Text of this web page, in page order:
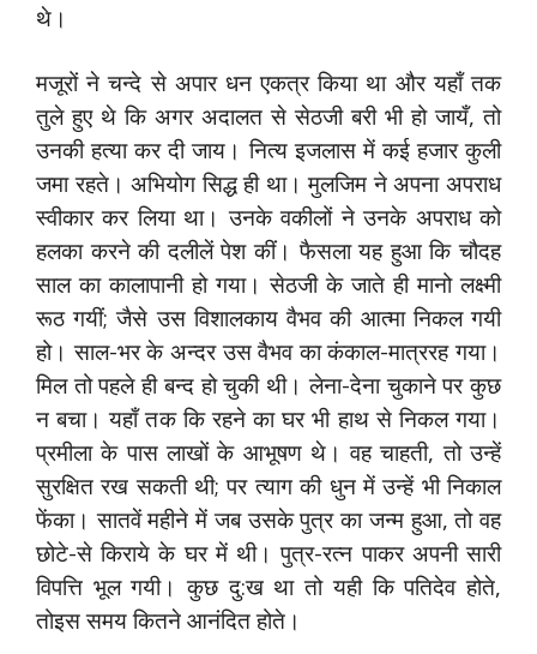
थे।
मजूरों ने चन्दे से अपार धन एकत्र किया था और यहाँ तक
तुले हुए थे कि अगर अदालत से सेठजी बरी भी हो जायँ, तो
उनकी हत्या कर दी जाय। नित्य इजलास में कई हजार कुली
जमा रहते। अभियोग सिद्ध ही था। मुलजिम ने अपना अपराध
स्वीकार कर लिया था। उनके वकीलों ने उनके अपराध को
हलका करने की दलीलें पेश कीं। फैसला यह हुआ कि चौदह
साल का कालापानी हो गया। सेठजी के जाते ही मानो लक्ष्मी
रूठ गयीं; जैसे उस विशालकाय वैभव की आत्मा निकल गयी
हो। साल-भर के अन्दर उस वैभव का कंकाल-मात्ररह गया।
मिल तो पहले ही बन्द हो चुकी थी। लेना-देना चुकाने पर कुछ
न बचा। यहाँ तक कि रहने का घर भी हाथ से निकल गया।
प्रमीला के पास लाखों के आभूषण थे। वह चाहती, तो उन्हें
सुरक्षित रख सकती थी; पर त्याग की धुन में उन्हें भी निकाल
फेंका। सातवें महीने में जब उसके पुत्र का जन्म हुआ, तो वह
छोटे-से किराये के घर में थी। पुत्र-रत्न पाकर अपनी सारी
विपत्ति भूल गयी। कुछ दु:ख था तो यही कि पतिदेव होते,
तोइस समय कितने आनंदित होते।